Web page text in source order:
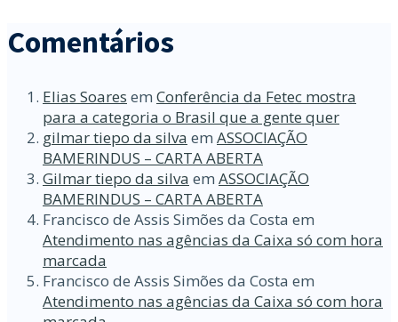
Comentários
Elias Soares em Conferência da Fetec mostra
para a categoria o Brasil que a gente quer
gilmar tiepo da silva em ASSOCIAÇÃO
BAMERINDUS – CARTA ABERTA
Gilmar tiepo da silva em ASSOCIAÇÃO
BAMERINDUS – CARTA ABERTA
Francisco de Assis Simões da Costa em
Atendimento nas agências da Caixa só com hora
marcada
Francisco de Assis Simões da Costa em
Atendimento nas agências da Caixa só com hora